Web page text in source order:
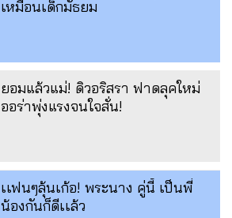
เหมือนเด็กมัธยม
ยอมแล้วแม่! ดิวอริสรา ฟาดลุคใหม่
ออร่าพุ่งแรงจนใจสั่น!
เเฟนๆลุ้นเก้อ! พระนาง คู่นี้ เป็นพี่
น้องกันก็ดีเเล้ว